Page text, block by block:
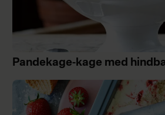
Pandekage-kage med